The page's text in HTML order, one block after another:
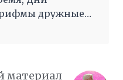
рифмы дружные,
материал